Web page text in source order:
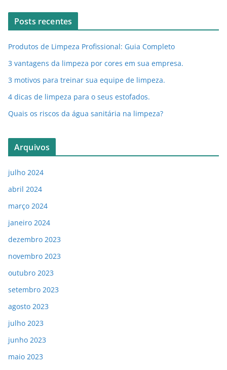
Posts recentes
Produtos de Limpeza Profissional: Guia Completo
3 vantagens da limpeza por cores em sua empresa.
3 motivos para treinar sua equipe de limpeza.
4 dicas de limpeza para o seus estofados.
Quais os riscos da água sanitária na limpeza?
Arquivos
julho 2024
abril 2024
março 2024
janeiro 2024
dezembro 2023
novembro 2023
outubro 2023
setembro 2023
agosto 2023
julho 2023
junho 2023
maio 2023